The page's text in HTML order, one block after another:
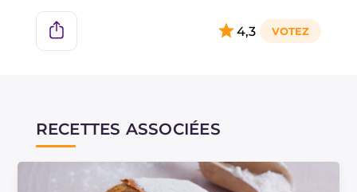
4,3
RECETTES ASSOCIÉES